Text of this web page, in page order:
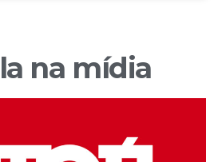
na mídia